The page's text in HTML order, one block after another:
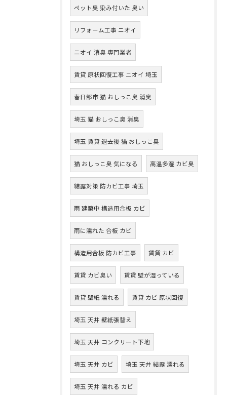
ペット臭 染み付いた 臭い
リフォーム工事 ニオイ
ニオイ 消臭 専門業者
賃貸 原状回復工事 ニオイ 埼玉
春日部市 猫 おしっこ臭 消臭
埼玉 猫 おしっこ臭 消臭
埼玉 賃貸 退去後 猫 おしっこ臭
猫 おしっこ臭 気になる 高温多湿 カビ臭
結露対策 防カビ工事 埼玉
雨 建築中 構造用合板 カビ
雨に濡れた 合板 カビ
構造用合板 防カビ工事 賃貸 カビ
賃貸 カビ臭い 賃貸 壁が湿っている
賃貸 壁紙 濡れる 賃貸 カビ 原状回復
埼玉 天井 壁紙張替え
埼玉 天井 コンクリート下地
埼玉 天井 カビ 埼玉 天井 結露 濡れる
埼玉 天井 濡れる カビ